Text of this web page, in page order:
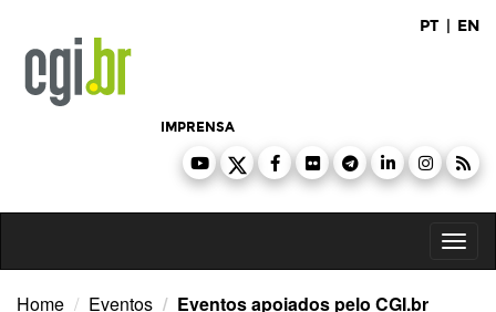
conteúdo
PT | EN
IMPRENSA
Home Eventos Eventos apoiados pelo CGI.br